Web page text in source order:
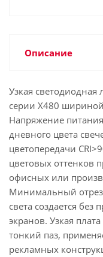
Описание
Узкая светодиодная
серии X480
Напряжение
дневного цвета
цветопередачи
цветовых
офисных или
Минимальный
света создается
экранов. Узкая
тонкий паз,
рекламных